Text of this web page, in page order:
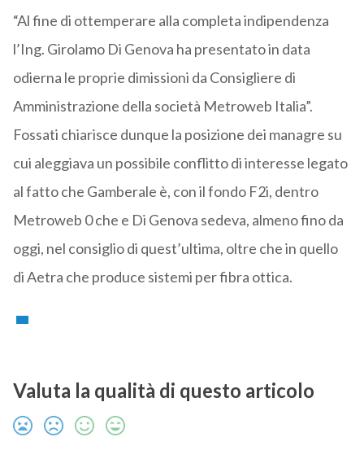
“Al fine di ottemperare alla completa indipendenza
l’Ing. Girolamo Di Genova ha presentato in data
odierna le proprie dimissioni da Consigliere di
Amministrazione della società Metroweb Italia”.
Fossati chiarisce dunque la posizione dei managre su
cui aleggiava un possibile conflitto di interesse legato
al fatto che Gamberale è, con il fondo F2i, dentro
Metroweb 0 che e Di Genova sedeva, almeno fino da
oggi, nel consiglio di quest’ultima, oltre che in quello
di Aetra che produce sistemi per fibra ottica.
Valuta la qualità di questo articolo